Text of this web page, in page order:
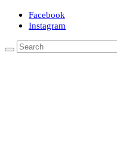
Facebook
Instagram